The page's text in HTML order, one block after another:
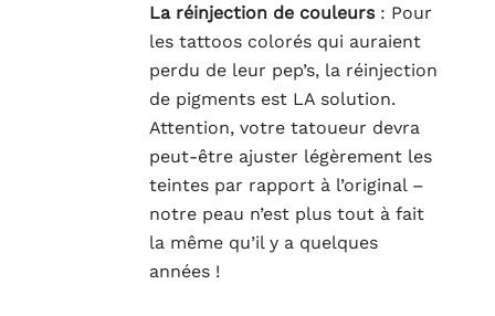
La réinjection de couleurs: Pour
les tattoos colorés qui auraient
perdu de leur pep’s, la réinjection
de pigments est LA solution.
Attention, votre tatoueur devra
peut-être ajuster légèrement les
teintes par rapport à l’original –
notre peau n’est plus tout à fait
la même qu’il y a quelques
années !